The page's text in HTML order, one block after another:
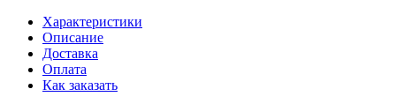
Характеристики
Описание
Доставка
Оплата
Как заказать